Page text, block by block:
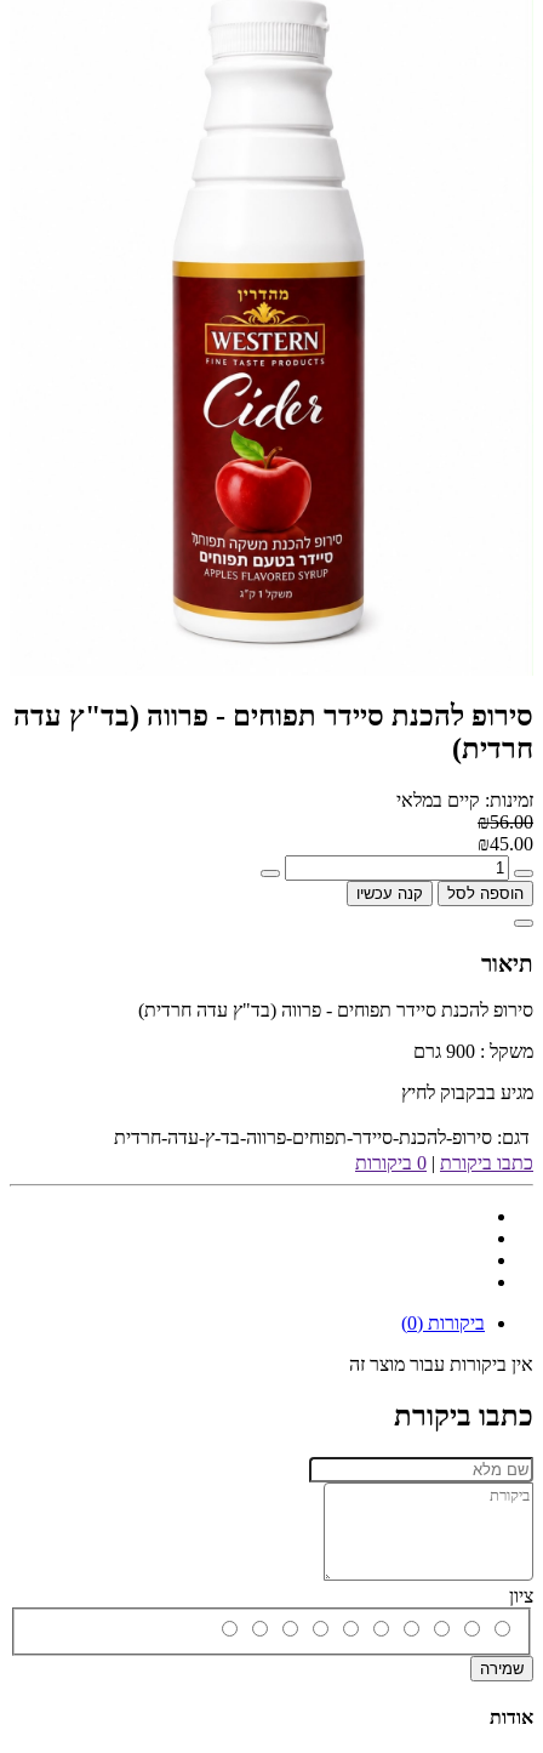
סירופ להכנת סיידר תפוחים - פרווה (בד"ץ עדה
חרדית)
זמינות: קיים במלאי
₪56.00
₪45.00
הוספה לסל קנה עכשיו
תיאור
סירופ להכנת סיידר תפוחים - פרווה (בד"ץ עדה חרדית)
משקל : 900 גרם
מגיע בבקבוק לחיץ
דגם: סירופ-להכנת-סיידר-תפוחים-פרווה-בד-ץ-עדה-חרדית
כתבו ביקורת | 0 ביקורות
ביקורות (0)
אין ביקורות עבור מוצר זה
כתבו ביקורת
ציון
שמירה
אודות